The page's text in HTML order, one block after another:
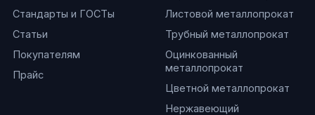
Стандарты и ГОСТы
Статьи
Покупателям
Прайс
Листовой металлопрокат
Трубный металлопрокат
Оцинкованный
металлопрокат
Цветной металлопрокат
Нержавеющий